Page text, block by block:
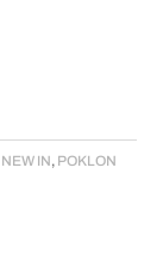
NEW IN, POKLON